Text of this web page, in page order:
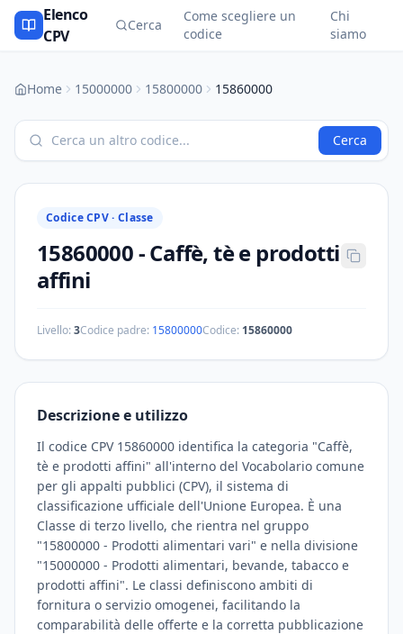
Elenco
CPV
Cerca
Come scegliere un
codice
Chi
siamo
Home 15000000 15800000 15860000
Cerca
Codice CPV · Classe
15860000-Caffè, tè e prodotti
affini
Livello:3Codice padre: 15800000Codice: 15860000
Descrizione e utilizzo
Il codice CPV 15860000 identifica la categoria "Caffè,
tè e prodotti affini" all'interno del Vocabolario comune
per gli appalti pubblici (CPV), il sistema di
classificazione ufficiale dell'Unione Europea. È una
Classe di terzo livello, che rientra nel gruppo
"15800000 - Prodotti alimentari vari" e nella divisione
"15000000 - Prodotti alimentari, bevande, tabacco e
prodotti affini". Le classi definiscono ambiti di
fornitura o servizio omogenei, facilitando la
comparabilità delle offerte e la corretta pubblicazione